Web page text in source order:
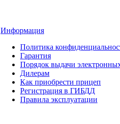
Информация
Политика
Гарантия
Порядок выдачи
Дилерам
Как приобрести прицеп
Регистрация в ГИБДД
Правила эксплуатации